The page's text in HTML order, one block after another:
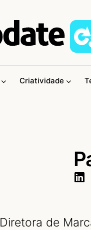
Criatividade
Diretora de